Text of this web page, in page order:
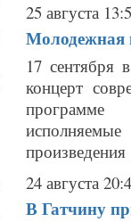
25 августа
Молодежная
17 сентября
концерт
программе
произведения
24 августа
В Гатчину